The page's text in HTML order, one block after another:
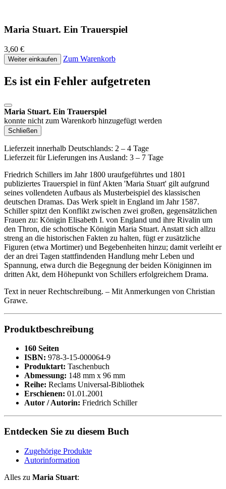
Maria Stuart. Ein Trauerspiel
3,60 €
Weiter einkaufen Zum Warenkorb
Es ist ein Fehler aufgetreten
Maria Stuart. Ein Trauerspiel
konnte nicht zum Warenkorb hinzugefügt werden
Schließen
Lieferzeit innerhalb Deutschlands: 2 – 4 Tage
Lieferzeit für Lieferungen ins Ausland: 3 – 7 Tage
Friedrich Schillers im Jahr 1800 uraufgeführtes und 1801
publiziertes Trauerspiel in fünf Akten 'Maria Stuart' gilt aufgrund
seines vollendeten Aufbaus als Musterbeispiel des klassischen
deutschen Dramas. Das Werk spielt in England im Jahr 1587.
Schiller spitzt den Konflikt zwischen zwei großen, gegensätzlichen
Frauen zu: Königin Elisabeth I. von England und ihre Rivalin um
den Thron, die schottische Königin Maria Stuart. Anstatt sich allzu
streng an die historischen Fakten zu halten, fügt er zusätzliche
Figuren (etwa Mortimer) und Begebenheiten hinzu; damit verleiht er
der an drei Tagen stattfindenden Handlung mehr Leben und
Spannung, etwa durch die Begegnung der beiden Königinnen im
dritten Akt, dem Höhepunkt von Schillers erfolgreichem Drama.
Text in neuer Rechtschreibung. – Mit Anmerkungen von Christian
Grawe.
Produktbeschreibung
160 Seiten
ISBN: 978-3-15-000064-9
Produktart: Taschenbuch
Abmessung: 148 mm x 96 mm
Reihe: Reclams Universal-Bibliothek
Erschienen: 01.01.2001
Autor / Autorin: Friedrich Schiller
Entdecken Sie zu diesem Buch
Zugehörige Produkte
Autorinformation
Alles zu Maria Stuart: